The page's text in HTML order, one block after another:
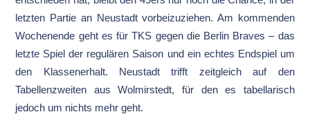
letzten Partie an Neustadt vorbeizuziehen. Am kommenden
Wochenende geht es für TKS gegen die Berlin Braves – das
letzte Spiel der regulären Saison und ein echtes Endspiel um
den Klassenerhalt. Neustadt trifft zeitgleich auf den
Tabellenzweiten aus Wolmirstedt, für den es tabellarisch
jedoch um nichts mehr geht.